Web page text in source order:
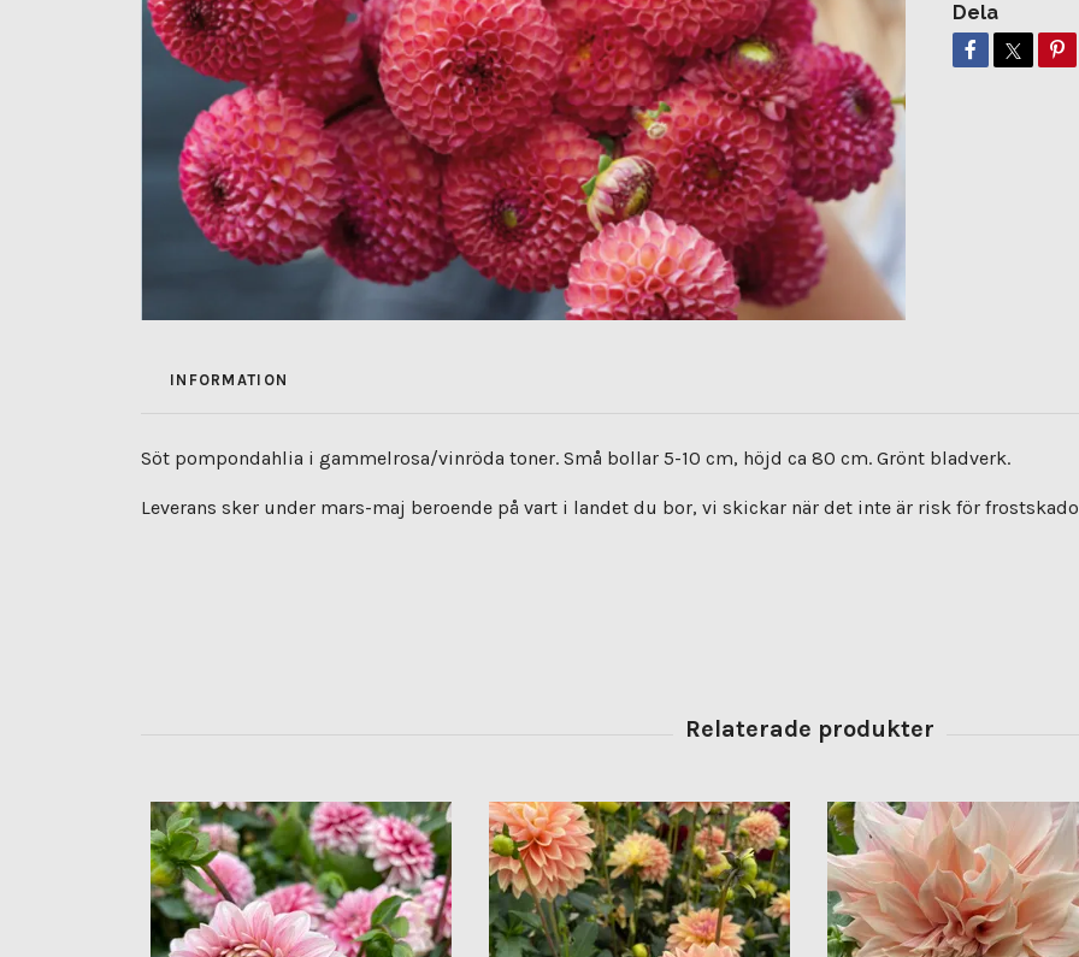
Dela
INFORMATION
Söt pompondahlia i gammelrosa/vinröda toner. Små bollar 5-10 cm, höjd ca 80 cm. Grönt bladverk.
Leverans sker under mars-maj beroende på vart i landet du bor, vi skickar när det inte är risk för